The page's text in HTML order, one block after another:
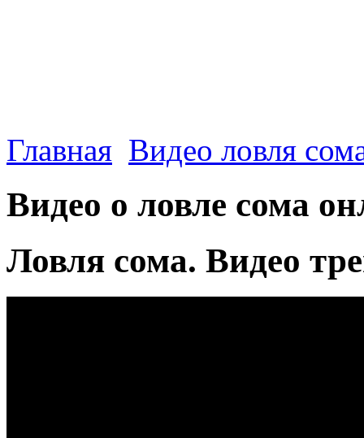
Главная Видео ловля
Видео о ловле сома
Ловля сома. Видео